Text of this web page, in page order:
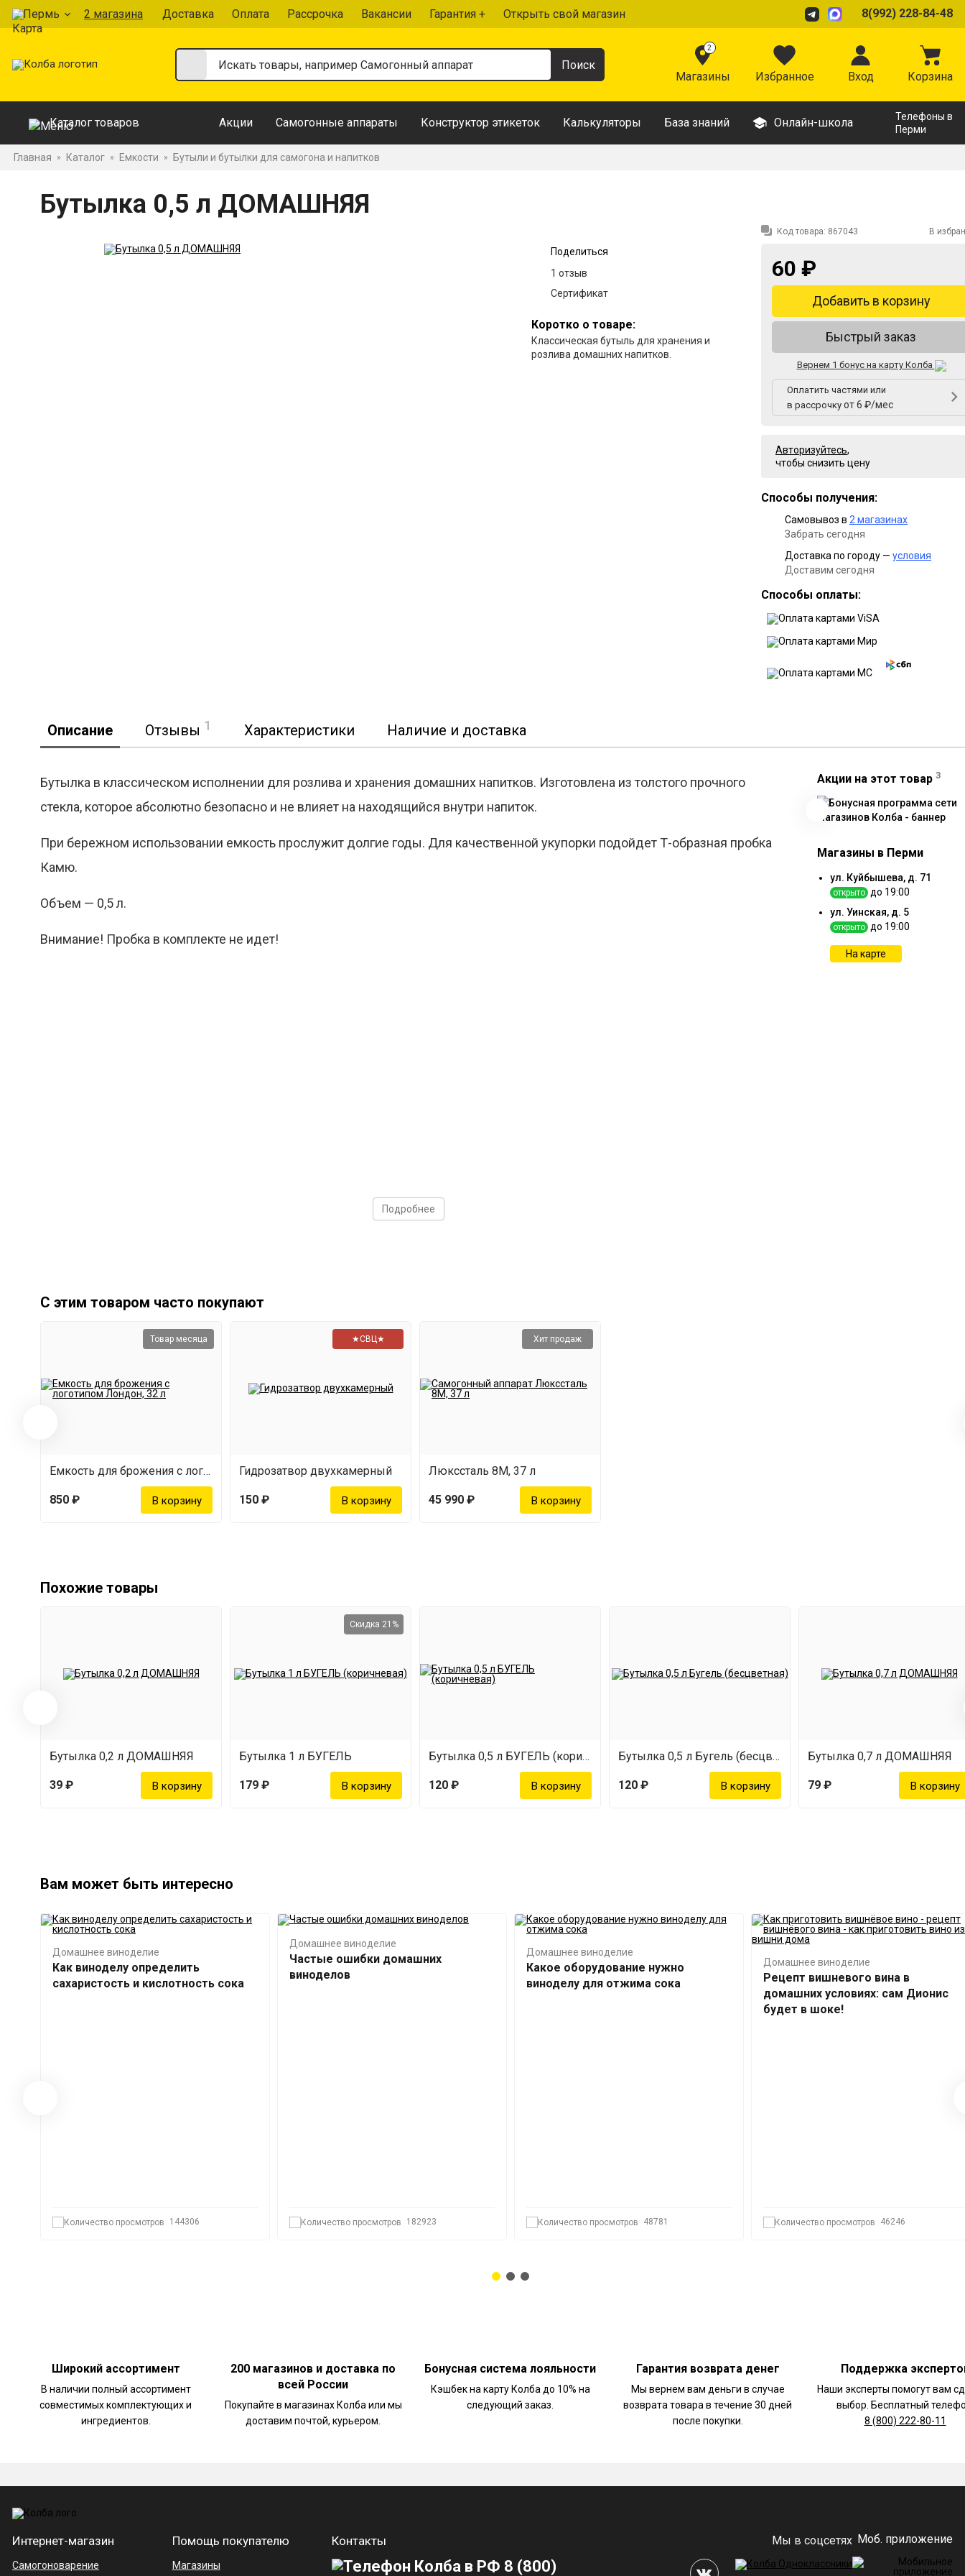
Пермь 2 магазина Доставка Оплата Рассрочка Вакансии Гарантия + Открыть свой магазин 8(992) 228-84-48
2
Магазины Избранное Вход Корзина
Каталог товаров Акции Самогонные аппараты Конструктор этикеток Калькуляторы База знаний Онлайн-школа
Телефоны в
Перми
Главная » Каталог » Емкости » Бутыли и бутылки для самогона и напитков
Бутылка 0,5 л ДОМАШНЯЯ
Поделиться
1 отзыв
Сертификат
Коротко о товаре:
Классическая бутыль для хранения и
розлива домашних напитков.
Код товара: 867043 В
60 ₽
Добавить в корзину
Быстрый заказ
Вернем 1 бонус на карту Колба
Оплатить частями или
в рассрочку от 6 ₽/мес
Авторизуйтесь,
чтобы снизить цену
Способы получения:
Самовывоз в 2 магазинах
Забрать сегодня
Доставка по городу — условия
Доставим сегодня
Способы оплаты:
Описание Отзывы 1 Характеристики Наличие и доставка
Бутылка в классическом исполнении для розлива и хранения домашних напитков. Изготовлена из толстого прочного
стекла, которое абсолютно безопасно и не влияет на находящийся внутри напиток.
При бережном использовании емкость прослужит долгие годы. Для качественной укупорки подойдет Т-образная пробка
Камю.
Объем — 0,5 л.
Внимание! Пробка в комплекте не идет!
Подробнее
Акции на этот товар 3
Магазины в Перми
ул. Куйбышева, д. 71
открыто до 19:00
ул. Уинская, д. 5
открыто до 19:00
На карте
С этим товаром часто покупают
Товар месяца
Емкость для брожения с логотипом Лондон (32 л)
850 ₽
★СВЦ★
Гидрозатвор двухкамерный
150 ₽
Хит продаж
Люкссталь 8М, 37 л
45 990 ₽
Похожие товары
Бутылка 0,2 л ДОМАШНЯЯ
39 ₽
Скидка 21%
Бутылка 1 л БУГЕЛЬ
179 ₽
Бутылка 0,5 л БУГЕЛЬ (коричневая)
120 ₽
Бутылка 0,5 л Бугель (бесцветная)
120 ₽
Бутылка 0,7 л ДОМАШНЯЯ
79 ₽
Вам может быть интересно
Домашнее виноделие
Как виноделу определить
сахаристость и кислотность сока
144306
Домашнее виноделие
Частые ошибки домашних
виноделов
182923
Домашнее виноделие
Какое оборудование нужно
виноделу для отжима сока
48781
Домашнее виноделие
Рецепт вишневого вина в
домашних условиях: сам Дионис
будет в шоке!
46246
Широкий ассортимент
В наличии полный ассортимент
совместимых комплектующих и
ингредиентов.
200 магазинов и доставка по
всей России
Покупайте в магазинах Колба или мы
доставим почтой, курьером.
Бонусная система лояльности
Кэшбек на карту Колба до 10% на
следующий заказ.
Гарантия возврата денег
Мы вернем вам деньги в случае
возврата товара в течение 30 дней
после покупки.
Поддержка
Наши эксперты помогут вам
выбор. Бесплатный
8 (800) 222-80-11
Интернет-магазин
Самогоноварение
Помощь покупателю
Магазины
Контакты
8 (800)
Мы в соцсетях Моб. приложение